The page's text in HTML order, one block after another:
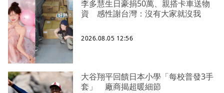
李多慧生日豪捐50萬、親搭卡車送物
資 感性謝台灣：沒有大家就沒我
2026.08.05 12:56
大谷翔平回饋日本小學「每校普發3手
套」 廠商揭超暖細節